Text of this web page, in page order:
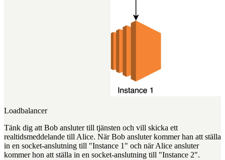
Loadbalancer
Tänk dig att Bob ansluter till tjänsten och vill skicka ett
realtidsmeddelande till Alice. När Bob ansluter kommer han att ställa
in en socket-anslutning till "Instance 1" och när Alice ansluter
kommer hon att ställa in en socket-anslutning till "Instance 2".